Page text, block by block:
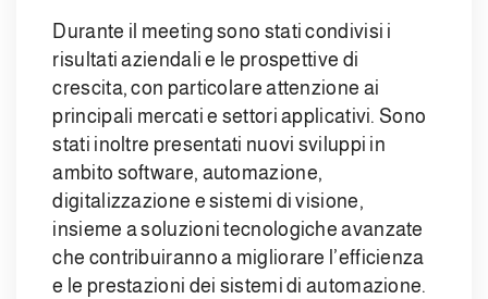
Durante il meeting sono stati condivisi i
risultati aziendali e le prospettive di
crescita, con particolare attenzione ai
principali mercati e settori applicativi. Sono
stati inoltre presentati nuovi sviluppi in
ambito software, automazione,
digitalizzazione e sistemi di visione,
insieme a soluzioni tecnologiche avanzate
che contribuiranno a migliorare l’efficienza
e le prestazioni dei sistemi di automazione.